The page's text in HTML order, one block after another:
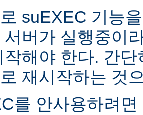
suEXEC 기능
서버가 실행중이
작해야 한다. 간
재시작하는 것
를 안사용하려면